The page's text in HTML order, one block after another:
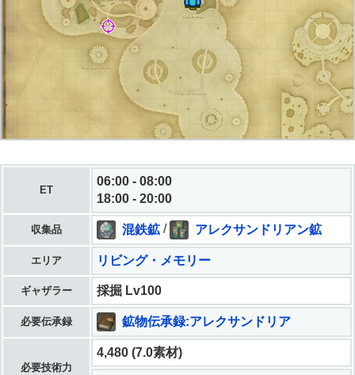
ET
06:00 - 08:00
18:00 - 20:00
収集品 混鉄鉱/ アレクサンドリアン鉱
エリア リビング・メモリー
ギャザラー 採掘 Lv100
必要伝承録 鉱物伝承録:アレクサンドリア
必要技術力
4,480 (7.0素材)